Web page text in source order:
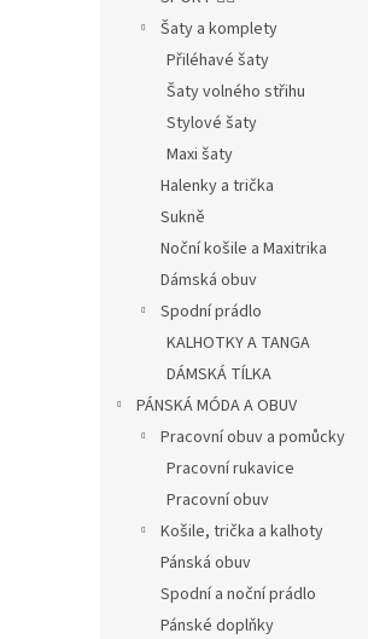
Šaty a komplety
Přiléhavé šaty
Šaty volného střihu
Stylové šaty
Maxi šaty
Halenky a trička
Sukně
Noční košile a Maxitrika
Dámská obuv
Spodní prádlo
KALHOTKY A TANGA
DÁMSKÁ TÍLKA
PÁNSKÁ MÓDA A OBUV
Pracovní obuv a pomůcky
Pracovní rukavice
Pracovní obuv
Košile, trička a kalhoty
Pánská obuv
Spodní a noční prádlo
Pánské doplňky